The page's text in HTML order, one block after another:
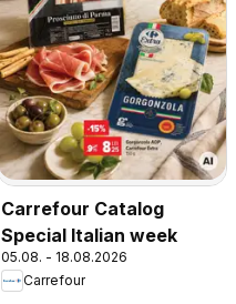
Carrefour Catalog
Special Italian week
05.08. - 18.08.2026
Carrefour